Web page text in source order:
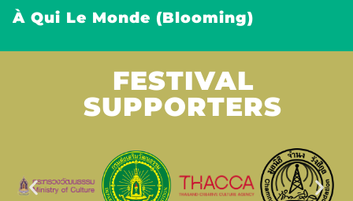
À Qui Le Monde (Blooming)
FESTIVAL
SUPPORTERS